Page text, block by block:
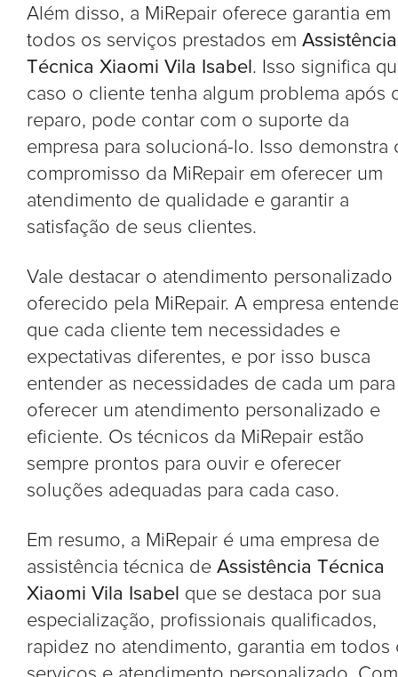
Além disso, a MiRepair oferece garantia em
todos os serviços prestados em Assistência
Técnica Xiaomi Vila Isabel . Isso significa
caso o cliente tenha algum problema após
reparo, pode contar com o suporte da
empresa para solucioná-lo. Isso demonstra
compromisso da MiRepair em oferecer um
atendimento de qualidade e garantir a
satisfação de seus clientes.
Vale destacar o atendimento personalizado
oferecido pela MiRepair. A empresa
que cada cliente tem necessidades e
expectativas diferentes, e por isso busca
entender as necessidades de cada um para
oferecer um atendimento personalizado e
eficiente. Os técnicos da MiRepair estão
sempre prontos para ouvir e oferecer
soluções adequadas para cada caso.
Em resumo, a MiRepair é uma empresa de
assistência técnica de Assistência Técnica
Xiaomi Vila Isabel que se destaca por sua
especialização, profissionais qualificados,
rapidez no atendimento, garantia em todos